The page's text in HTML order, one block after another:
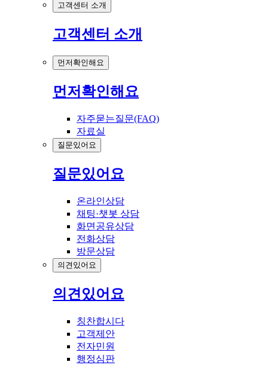
고객센터 소개
고객센터 소개
먼저확인해요
먼저확인해요
자주묻는질문(FAQ)
자료실
질문있어요
질문있어요
온라인상담
채팅·챗봇 상담
화면공유상담
전화상담
방문상담
의견있어요
의견있어요
칭찬합시다
고객제안
전자민원
행정심판